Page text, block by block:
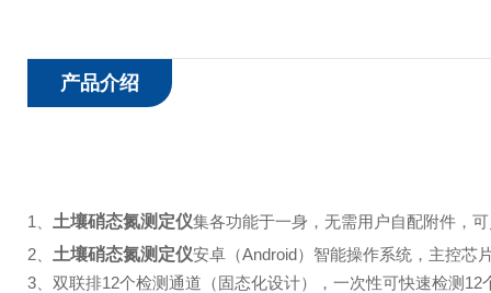
产品介绍
1、 土壤硝态氮测定仪集各功能于一身，无需用户自配附件，
2、 土壤硝态氮测定仪安卓（Android）智能操作系统，主控芯
3、双联排12个检测通道（固态化设计），一次性可快速检测